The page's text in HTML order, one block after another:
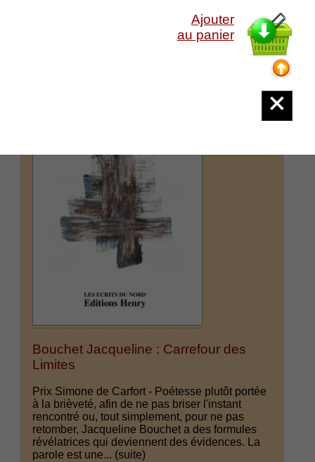
Bouchet Jacqueline : Carrefour des
Limites
Prix Simone de Carfort - Poétesse plutôt portée
à la brièveté, afin de ne pas briser l'instant
rencontré ou, tout simplement, pour ne pas
retomber, Jacqueline Bouchet a des formules
révélatrices qui deviennent des évidences. La
parole est une... (suite)
Ajouter
au panier